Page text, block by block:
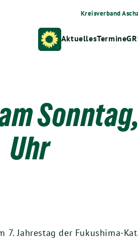
Kreisverband
AktuellesTermine
Sonntag,
Uhr
Jahrestag der Fukushima-